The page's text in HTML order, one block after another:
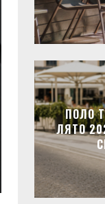
ПОЛО
ЛЯТО